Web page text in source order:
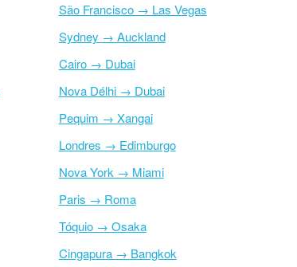
São Francisco → Las Vegas
Sydney → Auckland
Cairo → Dubai
Nova Délhi → Dubai
Pequim → Xangai
Londres → Edimburgo
Nova York → Miami
Paris → Roma
Tóquio → Osaka
Cingapura → Bangkok